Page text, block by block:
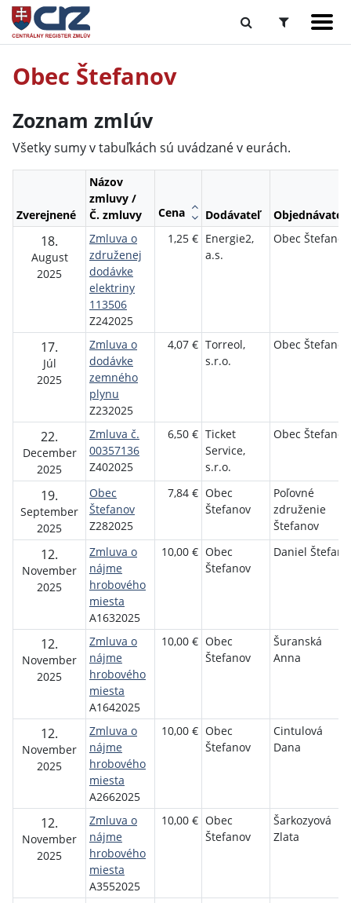
Obec Štefanov
Zoznam zmlúv
Všetky sumy v tabuľkách sú uvádzané v eurách.
Zverejnené
Názov
zmluvy /
Č. zmluvy
Cena Dodávateľ Objednávateľ
18.
August
2025
Zmluva o
združenej
dodávke
elektriny
113506
Z242025
1,25 € Energie2,
a.s.
Obec Štefanov
17.
Júl
2025
Zmluva o
dodávke
zemného
plynu
Z232025
4,07 € Torreol,
s.r.o.
Obec Štefanov
22.
December
2025
Zmluva č.
00357136
Z402025
6,50 € Ticket
Service,
s.r.o.
Obec Štefanov
19.
September
2025
Obec
Štefanov
Z282025
7,84 € Obec
Štefanov
Poľovné
združenie
Štefanov
12.
November
2025
Zmluva o
nájme
hrobového
miesta
A1632025
10,00 € Obec
Štefanov
Daniel Štefan
12.
November
2025
Zmluva o
nájme
hrobového
miesta
A1642025
10,00 € Obec
Štefanov
Šuranská
Anna
12.
November
2025
Zmluva o
nájme
hrobového
miesta
A2662025
10,00 € Obec
Štefanov
Cintulová
Dana
12.
November
2025
Zmluva o
nájme
hrobového
miesta
A3552025
10,00 € Obec
Štefanov
Šarkozyová
Zlata